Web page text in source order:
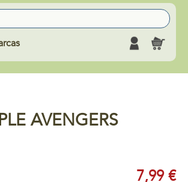
AVENGERS
7,99 €